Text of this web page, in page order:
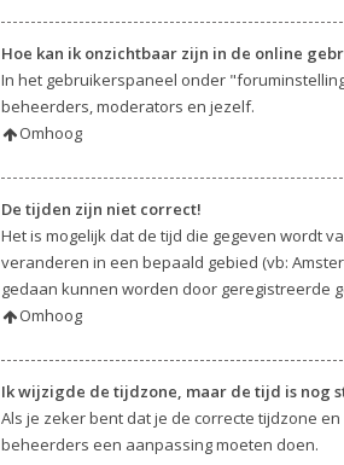
Hoe kan ik onzichtbaar zijn in de online
In het gebruikerspaneel onder
beheerders, moderators en jezelf.
Omhoog
De tijden zijn niet correct!
Het is mogelijk dat de tijd die gegeven wordt
veranderen in een bepaald gebied (vb:
gedaan kunnen worden door geregistreerde
Omhoog
Ik wijzigde de tijdzone, maar de tijd is nog
Als je zeker bent dat je de correcte tijdzone
beheerders een aanpassing moeten doen.